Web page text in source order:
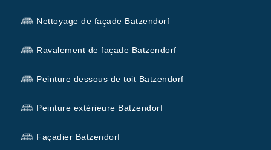
Nettoyage de façade Batzendorf
Ravalement de façade Batzendorf
Peinture dessous de toit Batzendorf
Peinture extérieure Batzendorf
Façadier Batzendorf